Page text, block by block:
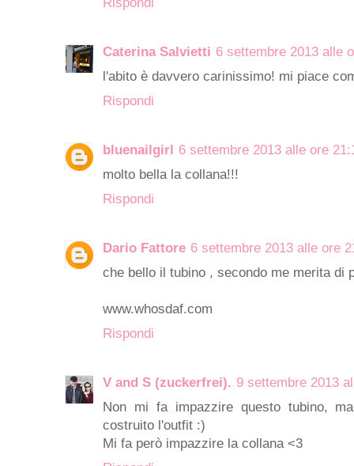
Caterina Salvietti 6 settembre 2013 alle
l'abito è davvero carinissimo! mi piace
Rispondi
bluenailgirl 6 settembre 2013 alle ore
molto bella la collana!!!
Rispondi
Dario Fattore 6 settembre 2013 alle ore
che bello il tubino , secondo me merita di
www.whosdaf.com
Rispondi
V and S (zuckerfrei). 9 settembre 2013
Non mi fa impazzire questo tubino,
costruito l'outfit :)
Mi fa però impazzire la collana <3